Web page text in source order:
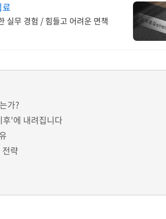
실무 경험 / 힘들고 어려운 면책
가?
'에 내려집니다
략